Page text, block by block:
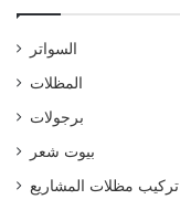
السواتر
المظلات
برجولات
بيوت شعر
تركيب مظلات المشاريع